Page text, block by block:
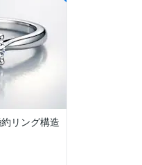
リング構造